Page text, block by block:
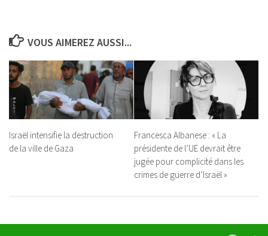
VOUS AIMEREZ AUSSI...
Israël intensifie la destruction
de la ville de Gaza
Francesca Albanese : « La
présidente de l’UE devrait être
jugée pour complicité dans les
crimes de guerre d’Israël »